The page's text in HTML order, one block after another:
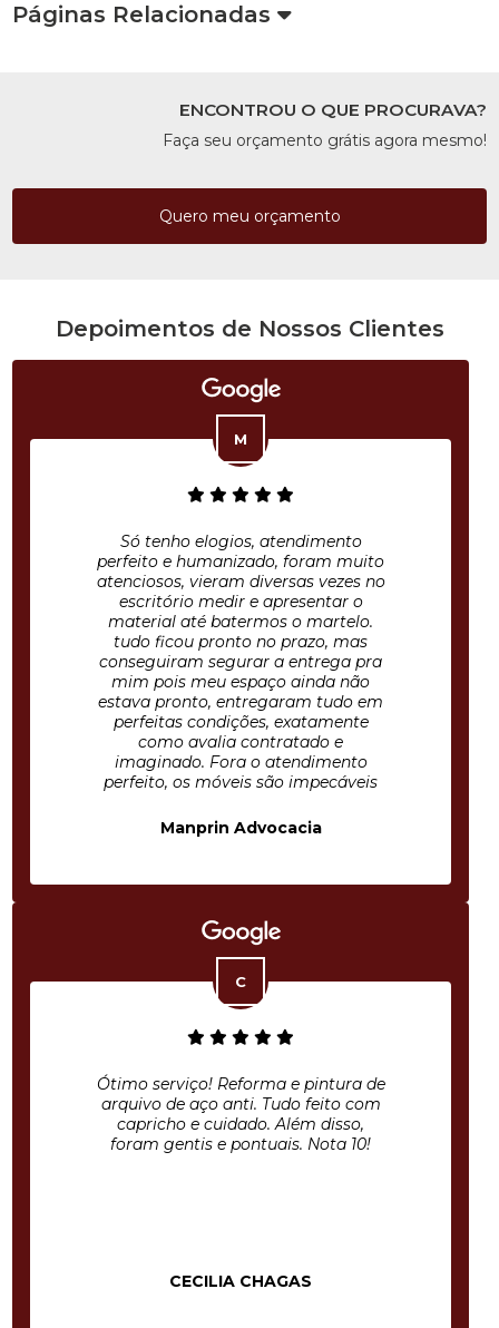
Páginas Relacionadas
ENCONTROU O QUE PROCURAVA?
Faça seu orçamento grátis agora mesmo!
Quero meu orçamento
Depoimentos de Nossos Clientes
Só tenho elogios, atendimento
perfeito e humanizado, foram muito
atenciosos, vieram diversas vezes no
escritório medir e apresentar o
material até batermos o martelo.
tudo ficou pronto no prazo, mas
conseguiram segurar a entrega pra
mim pois meu espaço ainda não
estava pronto, entregaram tudo em
perfeitas condições, exatamente
como avalia contratado e
imaginado. Fora o atendimento
perfeito, os móveis são impecáveis
Manprin Advocacia
Ótimo serviço! Reforma e pintura de
arquivo de aço anti. Tudo feito com
capricho e cuidado. Além disso,
foram gentis e pontuais. Nota 10!
CECILIA CHAGAS